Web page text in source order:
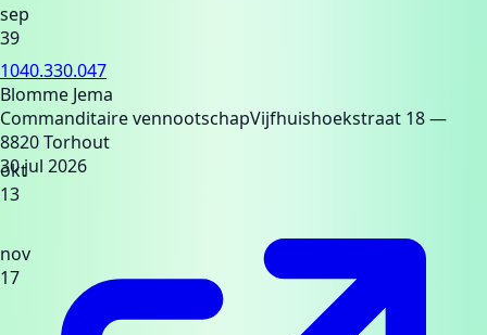
sep
39
okt
13
nov
17
1040.330.047
Blomme Jema
Commanditaire vennootschapVijfhuishoekstraat 18—
8820 Torhout
30 jul 2026